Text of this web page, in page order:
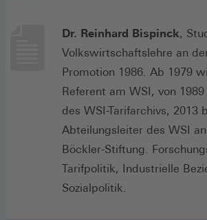
Dr. Reinhard Bispinck,
Volkswirtschaftslehre an
Promotion 1986. Ab 1979
Referent am WSI, von
des WSI-Tarifarchivs, 2013
Abteilungsleiter des WSI
Böckler-Stiftung.
Tarifpolitik, Industrielle
Sozialpolitik.